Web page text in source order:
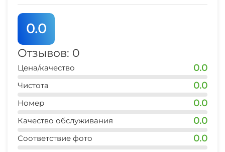
3 мин
7 мин
аптека
0.0
Отзывов: 0
Цена/качество 0.0
Чистота 0.0
Номер 0.0
Качество обслуживания 0.0
Соответствие фото 0.0